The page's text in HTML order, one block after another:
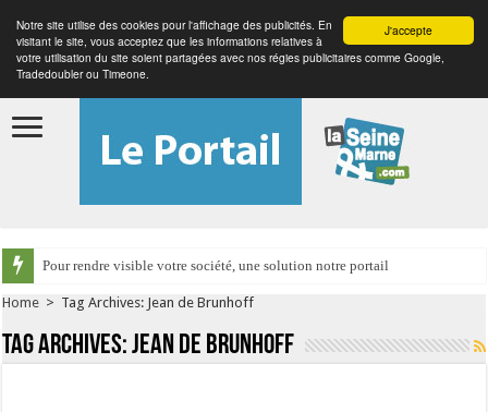
J'accepte
Notre site utilise des cookies pour l'affichage des publicités. En
visitant le site, vous acceptez que les informations relatives à
votre utilisation du site soient partagées avec nos régies publicitaires comme Google,
Tradedoubler ou Timeone.
Pour rendre visible votre société, une solution notre portail
Home > Tag Archives: Jean de Brunhoff
Tag Archives:Jean de Brunhoff